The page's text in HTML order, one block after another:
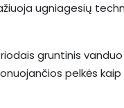
ugniagesių
gruntinis
pelkės kaip